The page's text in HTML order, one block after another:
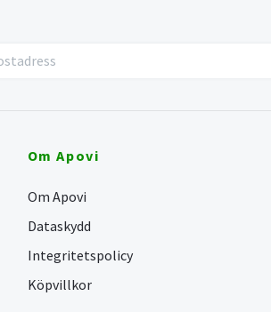
Om Apovi
Om Apovi
Dataskydd
Integritetspolicy
Köpvillkor